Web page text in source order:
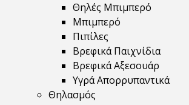
Θηλές Μπιμπερό
Μπιμπερό
Πιπίλες
Βρεφικά Παιχνίδια
Βρεφικά Αξεσουάρ
Υγρά Απορρυπαντικά
Θηλασμός